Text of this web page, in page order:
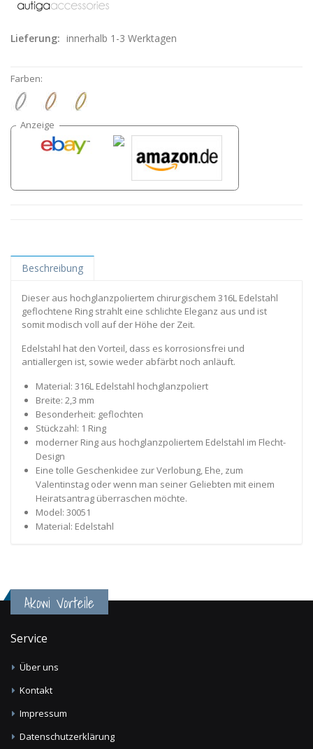
Lieferung: innerhalb 1-3 Werktagen
Farben:
Beschreibung
Dieser aus hochglanzpoliertem chirurgischem 316L Edelstahl
geflochtene Ring strahlt eine schlichte Eleganz aus und ist
somit modisch voll auf der Höhe der Zeit.
Edelstahl hat den Vorteil, dass es korrosionsfrei und
antiallergen ist, sowie weder abfärbt noch anläuft.
Material: 316L Edelstahl hochglanzpoliert
Breite: 2,3 mm
Besonderheit: geflochten
Stückzahl: 1 Ring
moderner Ring aus hochglanzpoliertem Edelstahl im Flecht-
Design
Eine tolle Geschenkidee zur Verlobung, Ehe, zum
Valentinstag oder wenn man seiner Geliebten mit einem
Heiratsantrag überraschen möchte.
Model: 30051
Material: Edelstahl
Akowi Vorteile
Service
Über uns
Kontakt
Impressum
Datenschutzerklärung